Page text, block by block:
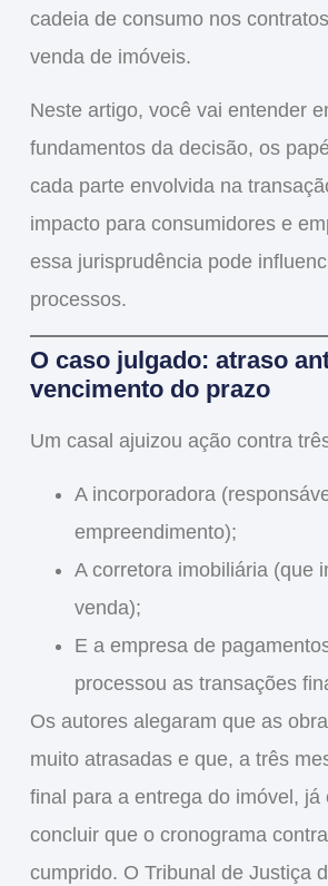
cadeia de consumo nos
venda de imóveis.
Neste artigo, você vai entender
fundamentos da decisão, os
cada parte envolvida na
impacto para consumidores e
essa jurisprudência pode
processos.
O caso julgado: atraso
vencimento do prazo
Um casal ajuizou ação contra
A incorporadora
empreendimento);
A corretora imobiliária(que
venda);
E a empresa de
processou as transações
Os autores alegaram que as
muito atrasadas e que, a três
final para a entrega do imóvel, já
concluir que o cronograma
cumprido. O Tribunal de Justiça